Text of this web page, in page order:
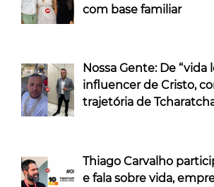
com base familiar
Nossa Gente: De “vida
influencer de Cristo,
trajetória de
Thiago Carvalho
e fala sobre vida,